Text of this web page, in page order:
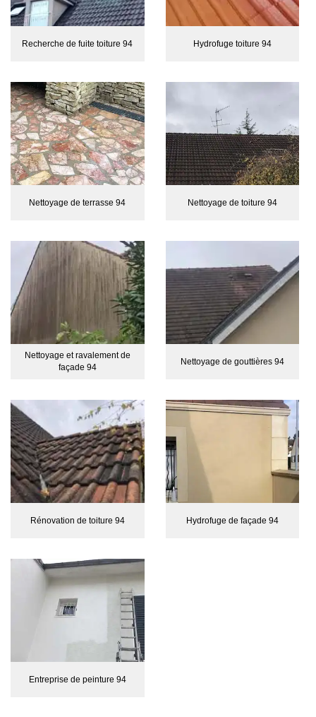
Recherche de fuite toiture 94 Hydrofuge toiture 94
Nettoyage de terrasse 94 Nettoyage de toiture 94
Nettoyage et ravalement de
façade 94
Nettoyage de gouttières 94
Rénovation de toiture 94 Hydrofuge de façade 94
Entreprise de peinture 94